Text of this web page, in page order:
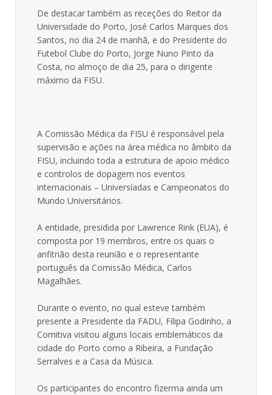
De destacar também as receções do Reitor da
Universidade do Porto, José Carlos Marques dos
Santos, no dia 24 de manhã, e do Presidente do
Futebol Clube do Porto, Jorge Nuno Pinto da
Costa, no almoço de dia 25, para o dirigente
máximo da FISU.
A Comissão Médica da FISU é responsável pela
supervisão e ações na área médica no âmbito da
FISU, incluindo toda a estrutura de apoio médico
e controlos de dopagem nos eventos
internacionais – Universíadas e Campeonatos do
Mundo Universitários.
A entidade, presidida por Lawrence Rink (EUA), é
composta por 19 membros, entre os quais o
anfitrião desta reunião e o representante
português da Comissão Médica, Carlos
Magalhães.
Durante o evento, no qual esteve também
presente a Presidente da FADU, Filipa Godinho, a
Comitiva visitou alguns locais emblemáticos da
cidade do Porto como a Ribeira, a Fundação
Serralves e a Casa da Música.
Os participantes do encontro fizerma ainda um